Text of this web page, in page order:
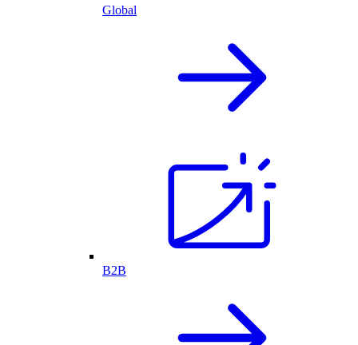
Global
B2B